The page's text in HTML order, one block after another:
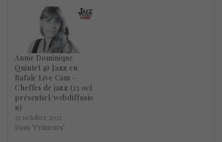
Annie Dominique
Quintet @ Jazz en
Rafale Live Cam –
Cheffes de jazz (23 oct
présentiel/webdiffusio
n)
21 octobre 2021
Dans "Primeurs"